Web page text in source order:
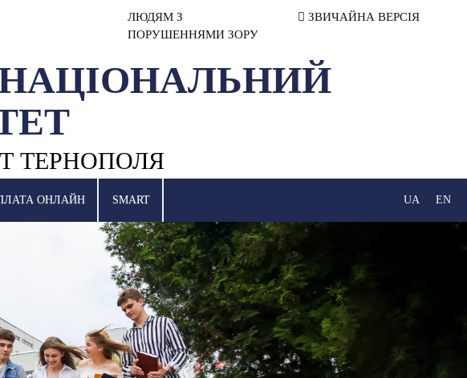
ЛЮДЯМ З
ПОРУШЕННЯМИ ЗОРУ
ЗВИЧАЙНА ВЕРСІЯ
ТЕРНОПОЛЯ
ОНЛАЙН SMART UA EN